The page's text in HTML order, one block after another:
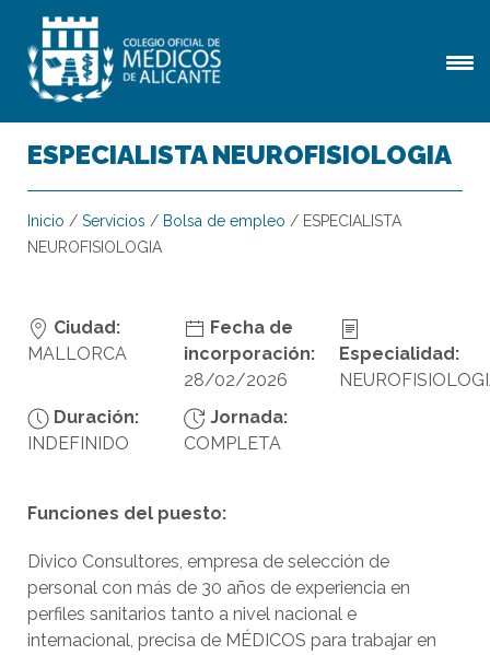
ESPECIALISTA NEUROFISIOLOGIA
Inicio / Servicios / Bolsa de empleo / ESPECIALISTA
NEUROFISIOLOGIA
Ciudad:
MALLORCA
Fecha de
incorporación:
28/02/2026
Especialidad:
Duración:
INDEFINIDO
Jornada:
COMPLETA
Funciones del puesto:
Divico Consultores, empresa de selección de
personal con más de 30 años de experiencia en
perfiles sanitarios tanto a nivel nacional e
internacional, precisa de MÉDICOS para trabajar en